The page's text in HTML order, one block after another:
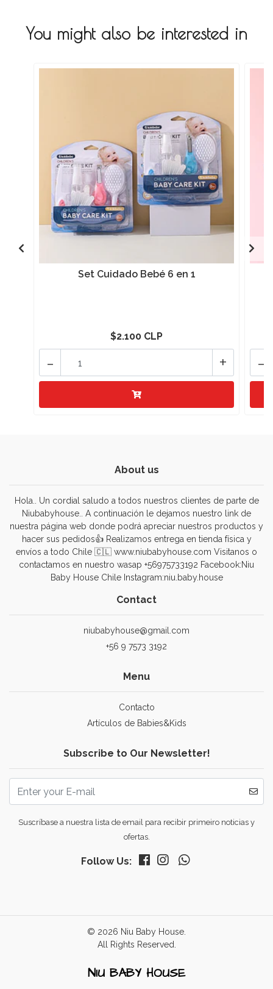
You might also be interested in
Set Cuidado Bebé 6 en 1
$2.100 CLP
+
- -
About us
Hola.. Un cordial saludo a todos nuestros clientes de parte de
Niubabyhouse.. A continuación le dejamos nuestro link de
nuestra página web donde podrá apreciar nuestros productos y
hacer sus pedidos👍 Realizamos entrega en tienda física y
envíos a todo Chile 🇨🇱 www.niubabyhouse.com Visitanos o
contactamos en nuestro wasap +56975733192 Facebook:Niu
Baby House Chile Instagram:niu.baby.house
Contact
niubabyhouse@gmail.com
+56 9 7573 3192
Menu
Contacto
Artículos de Babies&Kids
Subscribe to Our Newsletter!
Suscríbase a nuestra lista de email para recibir primeiro noticias y
ofertas.
Follow Us:
© 2026 Niu Baby House.
All Rights Reserved.
NIU BABY HOUSE